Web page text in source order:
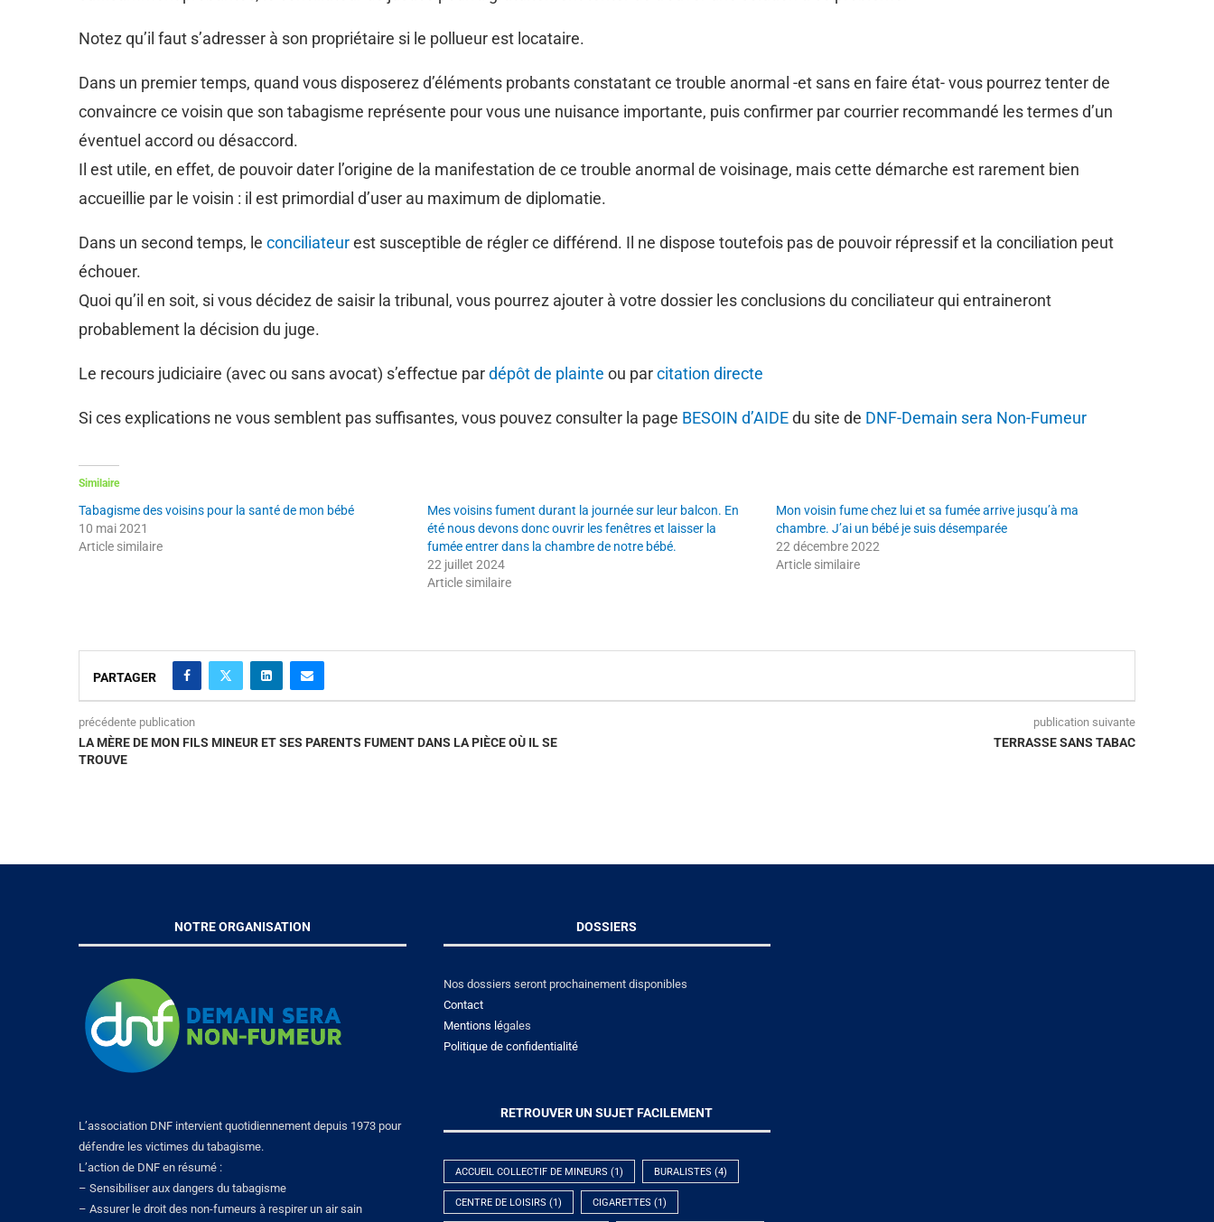
Notez qu’il faut s’adresser à son propriétaire si le pollueur est locataire.
Dans un premier temps, quand vous disposerez d’éléments probants constatant ce trouble anormal -et sans en faire état- vous pourrez tenter de
convaincre ce voisin que son tabagisme représente pour vous une nuisance importante, puis confirmer par courrier recommandé les termes d’un
éventuel accord ou désaccord.
Il est utile, en effet, de pouvoir dater l’origine de la manifestation de ce trouble anormal de voisinage, mais cette démarche est rarement bien
accueillie par le voisin : il est primordial d’user au maximum de diplomatie.
Dans un second temps, le conciliateurest susceptible de régler ce différend. Il ne dispose toutefois pas de pouvoir répressif et la conciliation peut
échouer.
Quoi qu’il en soit, si vous décidez de saisir la tribunal, vous pourrez ajouter à votre dossier les conclusions du conciliateur qui entraineront
probablement la décision du juge.
Le recours judiciaire (avec ou sans avocat) s’effectue pardépôt de plainte ou parcitation directe
Si ces explications ne vous semblent pas suffisantes, vous pouvez consulter la page BESOIN d’AIDEdu site de DNF-Demain sera Non-Fumeur
Similaire
Tabagisme des voisins pour la santé de mon bébé
10 mai 2021
Article similaire
Mes voisins fument durant la journée sur leur balcon. En
été nous devons donc ouvrir les fenêtres et laisser la
fumée entrer dans la chambre de notre bébé.
22 juillet 2024
Article similaire
Mon voisin fume chez lui et sa fumée arrive jusqu’à ma
chambre. J’ai un bébé je suis désemparée
22 décembre 2022
Article similaire
PARTAGER
précédente publication
LA MÈRE DE MON FILS MINEUR ET SES PARENTS FUMENT DANS LA PIÈCE OÙ IL SE
TROUVE
publication suivante
TERRASSE SANS TABAC
NOTRE ORGANISATION
L’association DNF intervient quotidiennement depuis 1973 pour
défendre les victimes du tabagisme.
L’action de DNF en résumé :
– Sensibiliser aux dangers du tabagisme
– Assurer le droit des non-fumeurs à respirer un air sain
DOSSIERS
Nos dossiers seront prochainement disponibles
Contact
Mentions légales
Politique de confidentialité
RETROUVER UN SUJET FACILEMENT
ACCUEIL COLLECTIF DE MINEURS (1) BURALISTES (4)
CENTRE DE LOISIRS (1) CIGARETTES (1)